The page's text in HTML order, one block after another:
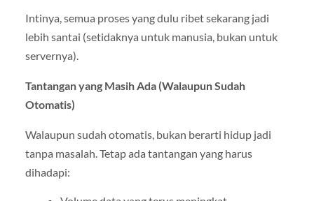
Intinya, semua proses yang dulu ribet sekarang jadi
lebih santai (setidaknya untuk manusia, bukan untuk
servernya).
Tantangan yang Masih Ada (Walaupun Sudah
Otomatis)
Walaupun sudah otomatis, bukan berarti hidup jadi
tanpa masalah. Tetap ada tantangan yang harus
dihadapi: